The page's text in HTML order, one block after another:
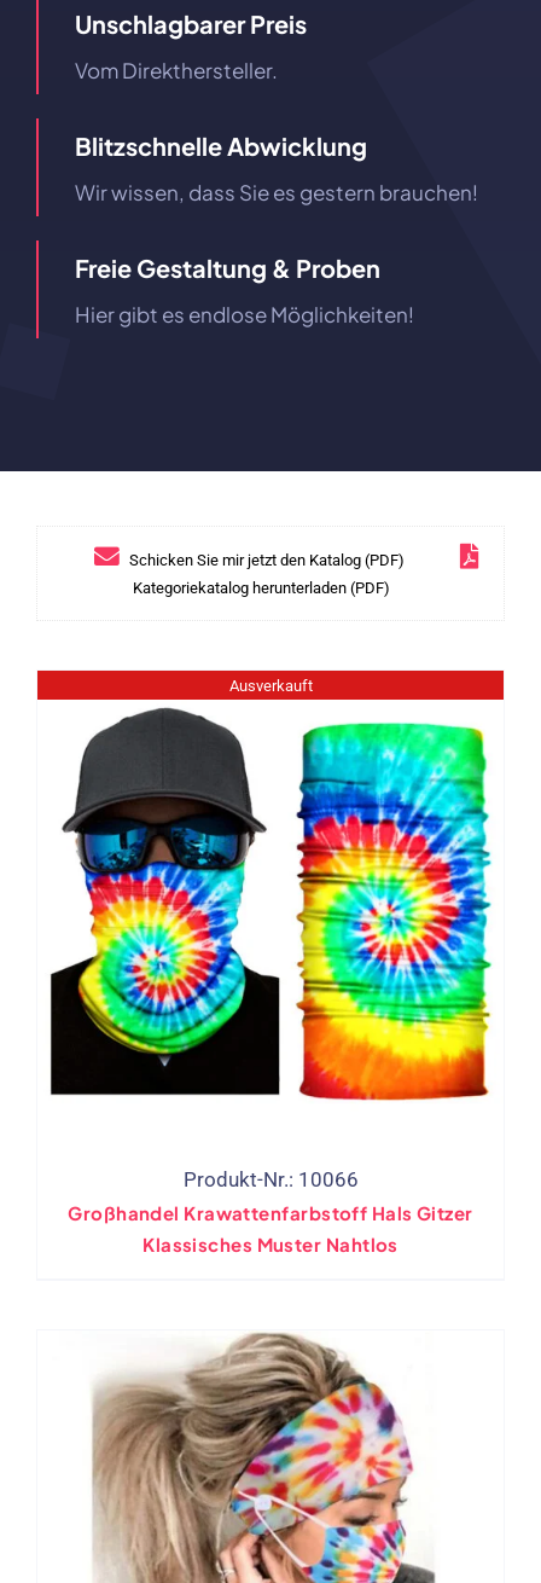
Unschlagbarer Preis
Vom Direkthersteller.
Blitzschnelle Abwicklung
Wir wissen, dass Sie es gestern brauchen!
Freie Gestaltung & Proben
Hier gibt es endlose Möglichkeiten!
Schicken Sie mir jetzt den Katalog (PDF)
Kategoriekatalog herunterladen (PDF)
Ausverkauft
Produkt-Nr.: 10066
Großhandel Krawattenfarbstoff Hals Gitzer
Klassisches Muster Nahtlos